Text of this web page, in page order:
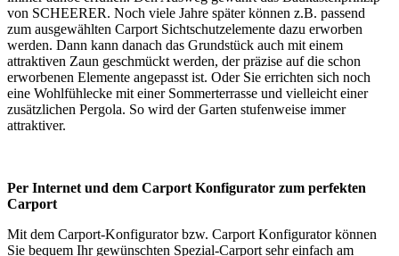
von SCHEERER. Noch viele Jahre später können z.B. passend
zum ausgewählten Carport Sichtschutzelemente dazu erworben
werden. Dann kann danach das Grundstück auch mit einem
attraktiven Zaun geschmückt werden, der präzise auf die schon
erworbenen Elemente angepasst ist. Oder Sie errichten sich noch
eine Wohlfühlecke mit einer Sommerterrasse und vielleicht einer
zusätzlichen Pergola. So wird der Garten stufenweise immer
attraktiver.
Per Internet und dem Carport Konfigurator zum perfekten
Carport
Mit dem Carport-Konfiguratorbzw. Carport Konfigurator können
Sie bequem Ihr gewünschten Spezial-Carport sehr einfach am